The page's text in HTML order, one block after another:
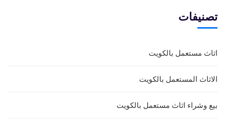
تصنيفات
اثاث مستعمل بالكويت
الاثاث المستعمل بالكويت
بيع وشراء اثاث مستعمل بالكويت